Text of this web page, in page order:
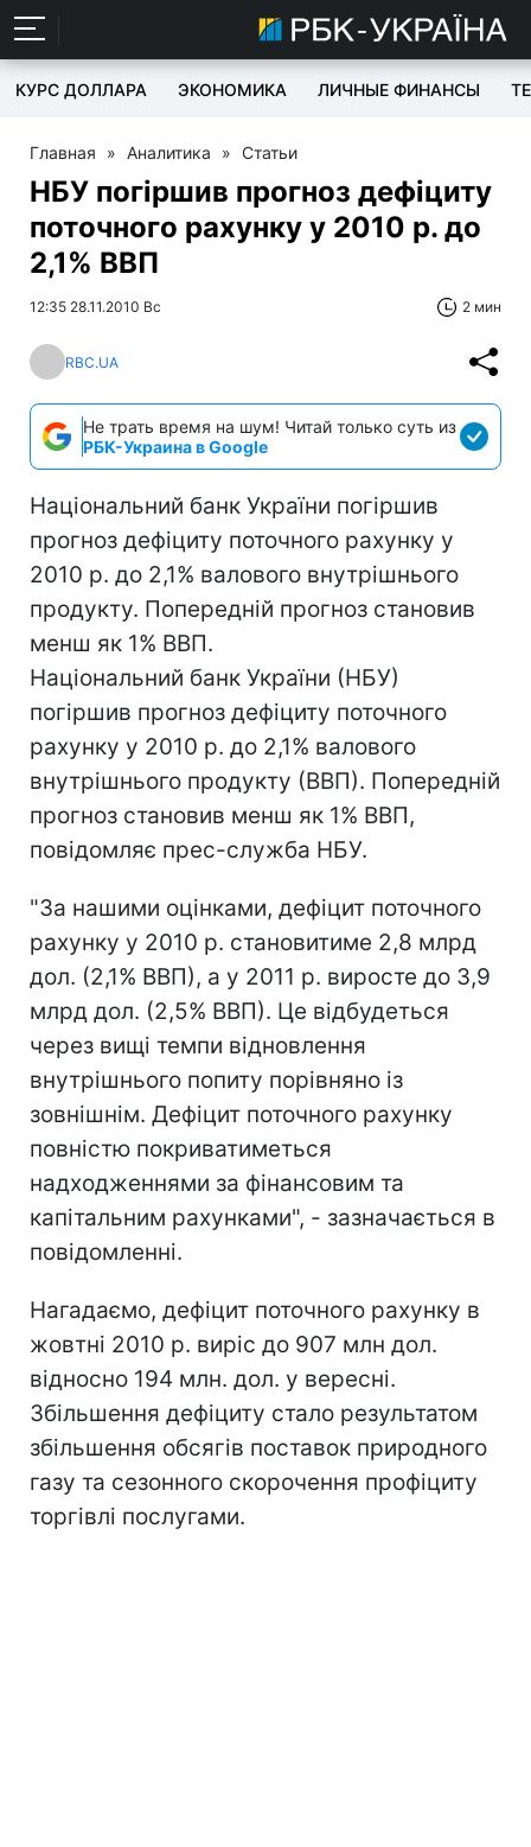
КУРС ДОЛЛАРА ЭКОНОМИКА ЛИЧНЫЕ ФИНАНСЫ
Главная » Аналитика » Статьи
НБУ погіршив прогноз дефіциту
поточного рахунку у 2010 р. до
2,1% ВВП
12:35 28.11.2010 Вс 2 мин
RBC.UA
Не трать время на шум! Читай только суть из
РБК-Украина в Google
Національний банк України погіршив
прогноз дефіциту поточного рахунку у
2010 р. до 2,1% валового внутрішнього
продукту. Попередній прогноз становив
менш як 1% ВВП.
Національний банк України (НБУ)
погіршив прогноз дефіциту поточного
рахунку у 2010 р. до 2,1% валового
внутрішнього продукту (ВВП). Попередній
прогноз становив менш як 1% ВВП,
повідомляє прес-служба НБУ.
"За нашими оцінками, дефіцит поточного
рахунку у 2010 р. становитиме 2,8 млрд
дол. (2,1% ВВП), а у 2011 р. виросте до 3,9
млрд дол. (2,5% ВВП). Це відбудеться
через вищі темпи відновлення
внутрішнього попиту порівняно iз
зовнішнім. Дефіцит поточного рахунку
повністю покриватиметься
надходженнями за фінансовим та
капітальним рахунками", - зазначається в
повідомленні.
Нагадаємо, дефіцит поточного рахунку в
жовтні 2010 р. виріс до 907 млн дол.
відносно 194 млн. дол. у вересні.
Збільшення дефіциту стало результатом
збільшення обсягів поставок природного
газу та сезонного скорочення профіциту
торгівлі послугами.